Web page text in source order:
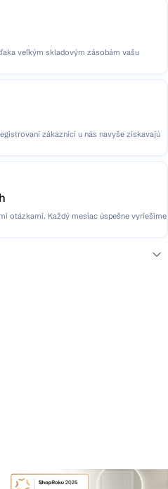
veľkým skladovým zásobám vašu
zákazníci u nás navyše získavajú
otázkami. Každý mesiac úspešne vyriešime